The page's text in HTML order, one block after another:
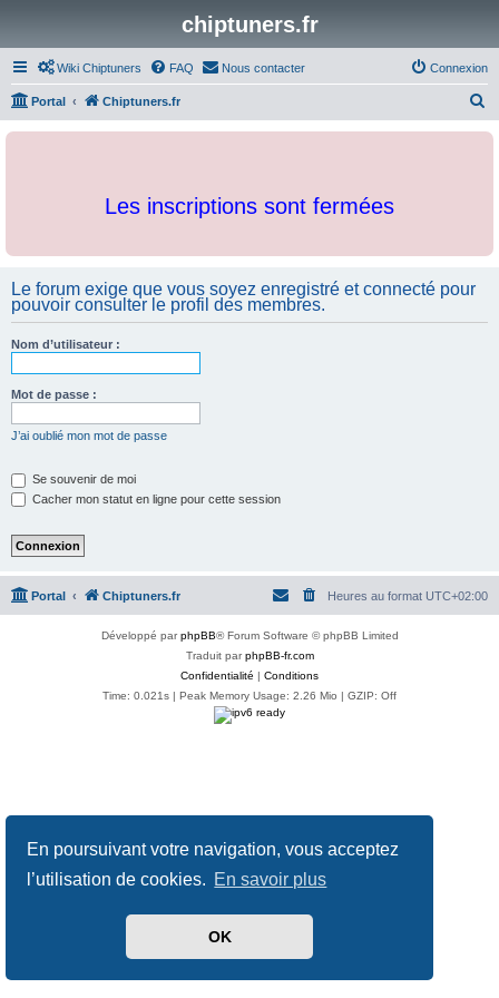
En poursuivant votre navigation, vous acceptez
l’utilisation de cookies. En savoir plus
OK
chiptuners.fr
Wiki Chiptuners FAQ Nous contacter Connexion
Portal Chiptuners.fr
c
Les inscriptions sont fermées
Le forum exige que vous soyez enregistré et connecté pour
pouvoir consulter le profil des membres.
Nom d’utilisateur :
Mot de passe :
J’ai oublié mon mot de passe
Se souvenir de moi
Cacher mon statut en ligne pour cette session
Portal Chiptuners.fr Heures au format UTC+02:00
Développé parphpBB® Forum Software © phpBB Limited
Traduit parphpBB-fr.com
Confidentialité | Conditions
Time: 0.021s | Peak Memory Usage: 2.26 Mio | GZIP: Off